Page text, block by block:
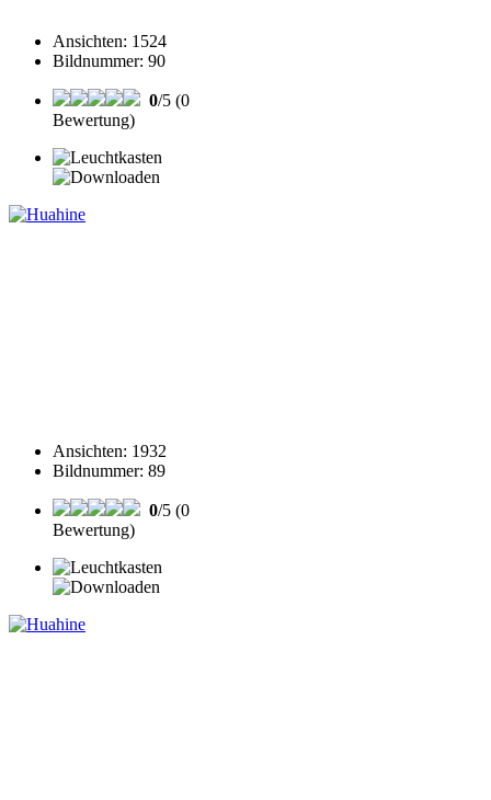
Ansichten: 1524
Bildnummer: 90
0/5 (0
Bewertung)
Ansichten: 1932
Bildnummer: 89
0/5 (0
Bewertung)